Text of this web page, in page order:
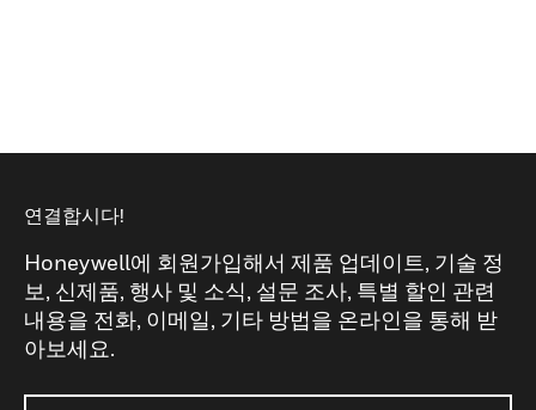
연결합시다!
Honeywell에 회원가입해서 제품 업데이트, 기술 정
보, 신제품, 행사 및 소식, 설문 조사, 특별 할인 관련
내용을 전화, 이메일, 기타 방법을 온라인을 통해 받
아보세요.